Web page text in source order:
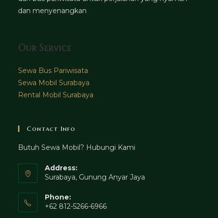
dan menyenangkan
Our Service
Sewa Bus Pariwisata
Sewa Mobil Surabaya
Rental Mobil Surabaya
Contact Info
Butuh Sewa Mobil? Hubungi Kami
Address:
Surabaya, Gunung Anyar Jaya
Phone:
+62 812-5266-6966